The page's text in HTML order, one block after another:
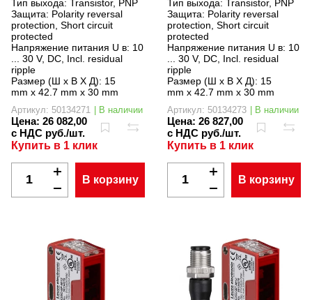
Тип выхода:
Transistor, PNP
Защита: Polarity reversal
protection, Short circuit
protected
Напряжение питания U в: 10
... 30 V, DC, Incl. residual
ripple
Размер (Ш x В X Д): 15
mm x 42.7 mm x 30 mm
Артикул: 50134271 | В наличии
Цена: 26 082,00
с НДС руб./шт.
Купить в 1 клик
В корзину
Тип выхода:
Transistor, PNP
Защита: Polarity reversal
protection, Short circuit
protected
Напряжение питания U в: 10
... 30 V, DC, Incl. residual
ripple
Размер (Ш x В X Д): 15
mm x 42.7 mm x 30 mm
Артикул: 50134273 | В наличии
Цена: 26 827,00
с НДС руб./шт.
Купить в 1 клик
В корзину